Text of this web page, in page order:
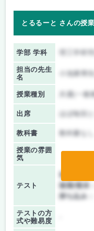
とるるーと さんの授
学部 学科
担当の先生
名
小池康博先
授業種別 共通(一般
出席 ほぼ毎回と
教科書 教科書な
授業の雰囲
気
テスト
前期/中間：
後期/期末：
持ち込み：
テストの方
式や難易度